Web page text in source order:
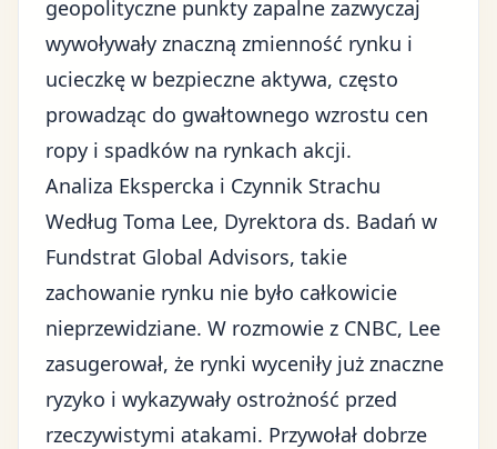
geopolityczne punkty zapalne zazwyczaj
wywoływały znaczną zmienność rynku i
ucieczkę w bezpieczne aktywa, często
prowadząc do gwałtownego wzrostu cen
ropy i spadków na rynkach akcji.
Analiza Ekspercka i Czynnik Strachu
Według Toma Lee, Dyrektora ds. Badań w
Fundstrat Global Advisors, takie
zachowanie rynku nie było całkowicie
nieprzewidziane. W rozmowie z CNBC, Lee
zasugerował, że rynki wyceniły już znaczne
ryzyko i wykazywały ostrożność przed
rzeczywistymi atakami. Przywołał dobrze